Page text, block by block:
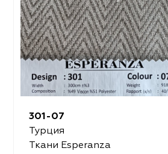
301-07
Турция
Ткани Esperanza